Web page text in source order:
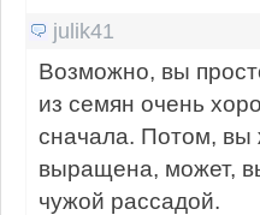
julik41
Возможно, вы
из семян очень
сначала. Потом, вы
выращена, может,
чужой рассадой.